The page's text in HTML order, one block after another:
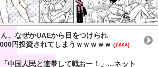
ん、なぜかUAEから目をつけられ
円投資されてしまうｗｗｗｗｗ (ｵﾇﾇﾒ)
「中国人民と連帯して戦おー！」…ネット